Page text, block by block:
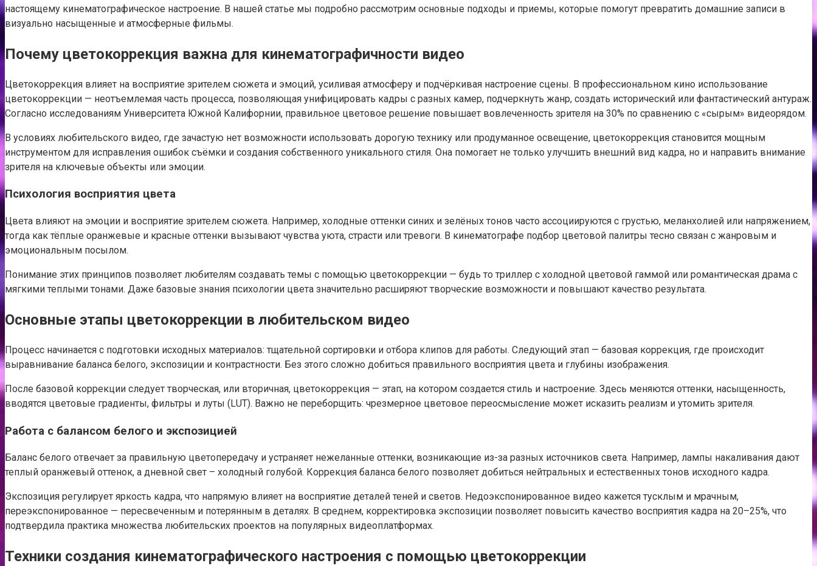
настоящему кинематографическое настроение. В нашей статье мы подробно рассмотрим основные подходы и приемы, которые помогут превратить домашние записи в
визуально насыщенные и атмосферные фильмы.
Почему цветокоррекция важна для кинематографичности видео
Цветокоррекция влияет на восприятие зрителем сюжета и эмоций, усиливая атмосферу и подчёркивая настроение сцены. В профессиональном кино использование
цветокоррекции — неотъемлемая часть процесса, позволяющая унифицировать кадры с разных камер, подчеркнуть жанр, создать исторический или фантастический антураж.
Согласно исследованиям Университета Южной Калифорнии, правильное цветовое решение повышает вовлеченность зрителя на 30% по сравнению с «сырым» видеорядом.
В условиях любительского видео, где зачастую нет возможности использовать дорогую технику или продуманное освещение, цветокоррекция становится мощным
инструментом для исправления ошибок съёмки и создания собственного уникального стиля. Она помогает не только улучшить внешний вид кадра, но и направить внимание
зрителя на ключевые объекты или эмоции.
Психология восприятия цвета
Цвета влияют на эмоции и восприятие зрителем сюжета. Например, холодные оттенки синих и зелёных тонов часто ассоциируются с грустью, меланхолией или напряжением,
тогда как тёплые оранжевые и красные оттенки вызывают чувства уюта, страсти или тревоги. В кинематографе подбор цветовой палитры тесно связан с жанровым и
эмоциональным посылом.
Понимание этих принципов позволяет любителям создавать темы с помощью цветокоррекции — будь то триллер с холодной цветовой гаммой или романтическая драма с
мягкими теплыми тонами. Даже базовые знания психологии цвета значительно расширяют творческие возможности и повышают качество результата.
Основные этапы цветокоррекции в любительском видео
Процесс начинается с подготовки исходных материалов: тщательной сортировки и отбора клипов для работы. Следующий этап — базовая коррекция, где происходит
выравнивание баланса белого, экспозиции и контрастности. Без этого сложно добиться правильного восприятия цвета и глубины изображения.
После базовой коррекции следует творческая, или вторичная, цветокоррекция — этап, на котором создается стиль и настроение. Здесь меняются оттенки, насыщенность,
вводятся цветовые градиенты, фильтры и луты (LUT). Важно не переборщить: чрезмерное цветовое переосмысление может исказить реализм и утомить зрителя.
Работа с балансом белого и экспозицией
Баланс белого отвечает за правильную цветопередачу и устраняет нежеланные оттенки, возникающие из-за разных источников света. Например, лампы накаливания дают
теплый оранжевый оттенок, а дневной свет – холодный голубой. Коррекция баланса белого позволяет добиться нейтральных и естественных тонов исходного кадра.
Экспозиция регулирует яркость кадра, что напрямую влияет на восприятие деталей теней и светов. Недоэкспонированное видео кажется тусклым и мрачным,
переэкспонированное — пересвеченным и потерянным в деталях. В среднем, корректировка экспозиции позволяет повысить качество восприятия кадра на 20–25%, что
подтвердила практика множества любительских проектов на популярных видеоплатформах.
Техники создания кинематографического настроения с помощью цветокоррекции